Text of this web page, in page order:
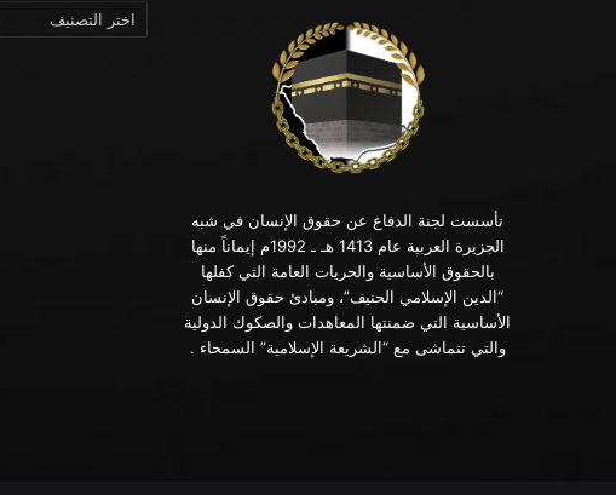
تأسست لجنة الدفاع عن حقوق الإنسان في شبه
الجزيرة العربية عام 1413 هـ ـ 1992م إيماناً منها
بالحقوق الأساسية والحريات العامة التي كفلها
“الدين الإسلامي الحنيف”، ومبادئ حقوق الإنسان
الأساسية التي ضمنتها المعاهدات والصكوك الدولية
والتي تتماشى مع “الشريعة الإسلامية” السمحاء .
التصنيفات